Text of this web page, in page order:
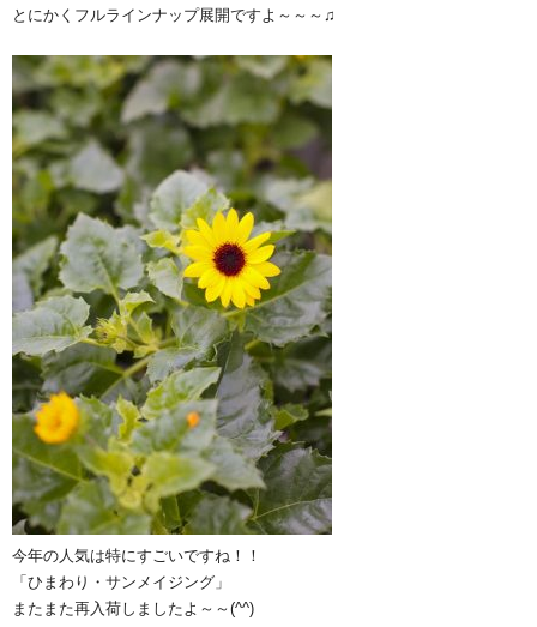
とにかくフルラインナップ展開ですよ～～～♫
今年の人気は特にすごいですね！！
「ひまわり・サンメイジング」
またまた再入荷しましたよ～～(^^)